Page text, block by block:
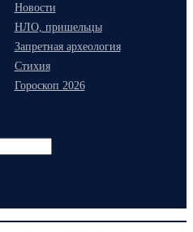
Новости
НЛО, пришельцы
Запретная археология
Стихия
Гороскоп 2026